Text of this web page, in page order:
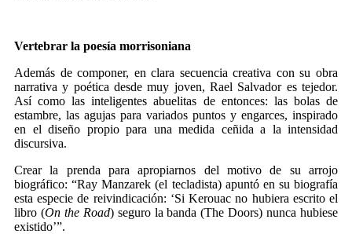
Vertebrar la poesía morrisoniana
Además de componer, en clara secuencia creativa con su obra
narrativa y poética desde muy joven, Rael Salvador es tejedor.
Así como las inteligentes abuelitas de entonces: las bolas de
estambre, las agujas para variados puntos y engarces, inspirado
en el diseño propio para una medida ceñida a la intensidad
discursiva.
Crear la prenda para apropiarnos del motivo de su arrojo
biográfico: “Ray Manzarek (el tecladista) apuntó en su biografía
esta especie de reivindicación: ‘Si Kerouac no hubiera escrito el
libro (On the Road) seguro la banda (The Doors) nunca hubiese
existido’”.